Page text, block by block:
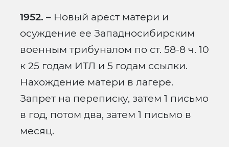
1952. – Новый арест матери и
осуждение ее Западносибирским
военным трибуналом по ст. 58-8 ч. 10
к 25 годам ИТЛ и 5 годам ссылки.
Нахождение матери в лагере.
Запрет на переписку, затем 1 письмо
в год, потом два, затем 1 письмо в
месяц.